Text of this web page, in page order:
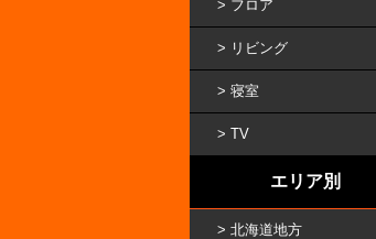
フロア
リビング
寝室
TV
エリア別
北海道地方